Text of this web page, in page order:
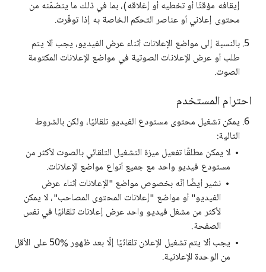
إيقافه مؤقتًا أو تخطيه أو إغلاقه)، بما في ذلك ما يتضمّنه من
محتوى إعلاني أو عناصر التحكم الخاصة به إذا توفّرت.
بالنسبة إلى مواضع الإعلانات أثناء عرض الفيديو، يجب ألا يتم
طلب أو عرض الإعلانات الصوتية في مواضع الإعلانات المكتومة
الصوت.
احترام المستخدم
يمكن تشغيل محتوى مستودع الفيديو تلقائيًا، ولكن بالشروط
التالية:
لا يمكن مطلقًا تفعيل ميزة التشغيل التلقائي بالصوت لأكثر من
مستودع فيديو واحد مع جميع أنواع مواضع الإعلانات.
نشير أيضًا أنّه بخصوص مواضع "الإعلانات أثناء عرض
الفيديو" أو مواضع "إعلانات المحتوى المصاحب"، لا يمكن
لأكثر من مشغل فيديو واحد عرض إعلانات تلقائيًا في نفس
الصفحة.
يجب ألا يتم تشغيل الإعلان تلقائيًا إلّا بعد ظهور ‎50% على الأقل
من الوحدة الإعلانية.